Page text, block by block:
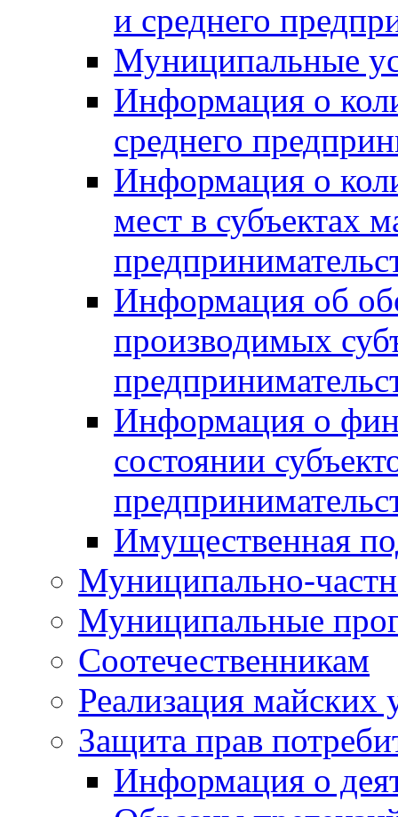
и среднего
Муниципальные
Информация о
среднего
Информация о
мест в субъектах
Информация об
производимых
Информация о
состоянии
Имущественная
Муниципально-
Муниципальные
Соотечественникам
Реализация майских
Защита прав
Информация о